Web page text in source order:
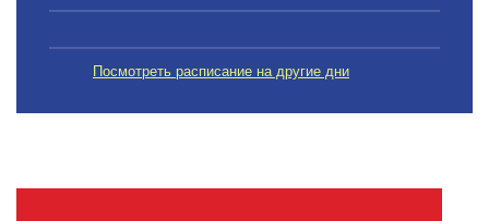
Посмотреть расписание на другие дни